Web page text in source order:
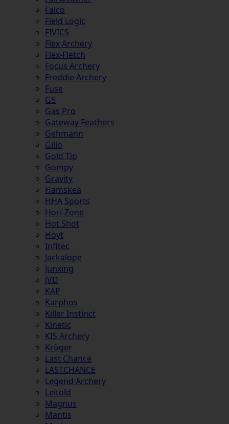
Falco
Field Logic
FIVICS
Flex Archery
Flex-Fletch
Focus Archery
Freddie Archery
Fuse
G5
Gas Pro
Gateway Feathers
Gehmann
Gillo
Gold Tip
Gompy
Gravity
Hamskea
HHA Sports
Hori-Zone
Hot Shot
Hoyt
Infitec
Jackalope
Junxing
JVD
KAP
Karphos
Killer Instinct
Kinetic
KIS Archery
Krüger
Last Chance
LASTCHANCE
Legend Archery
Leitold
Magnus
Mantis